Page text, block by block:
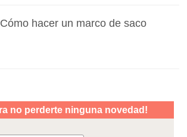
Cómo hacer un marco de saco